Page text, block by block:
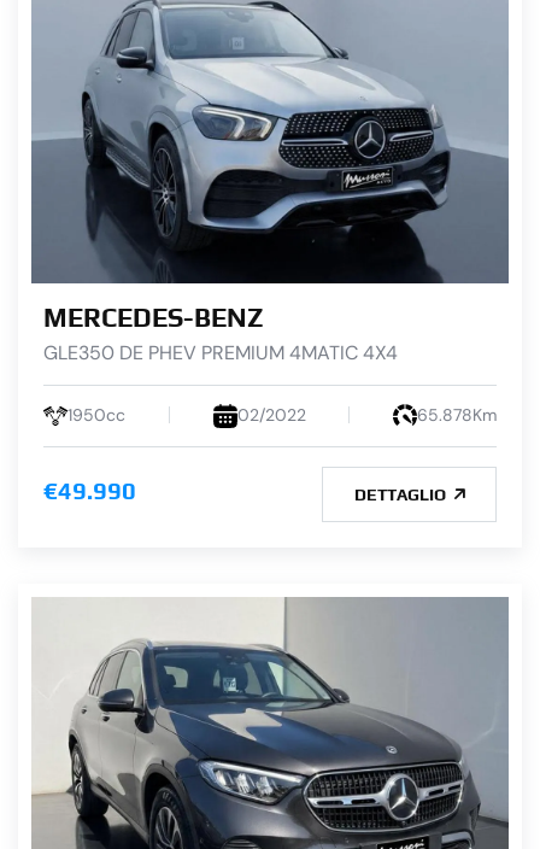
MERCEDES-BENZ
GLE350 DE PHEV PREMIUM 4MATIC 4X4
1950cc 02/2022 65.878Km
€49.990 DETTAGLIO